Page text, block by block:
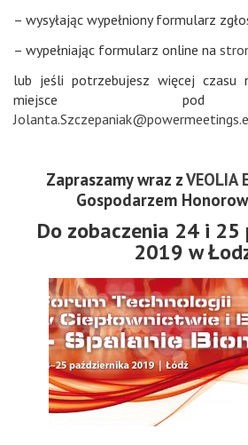
– wysyłając wypełniony formularz
– wypełniając formularz online na
lub jeśli potrzebujesz więcej czasu
miejsce pod
Zapraszamy wraz zVEOLIA
Gospodarzem
Do zobaczenia 24 i 25
2019 w